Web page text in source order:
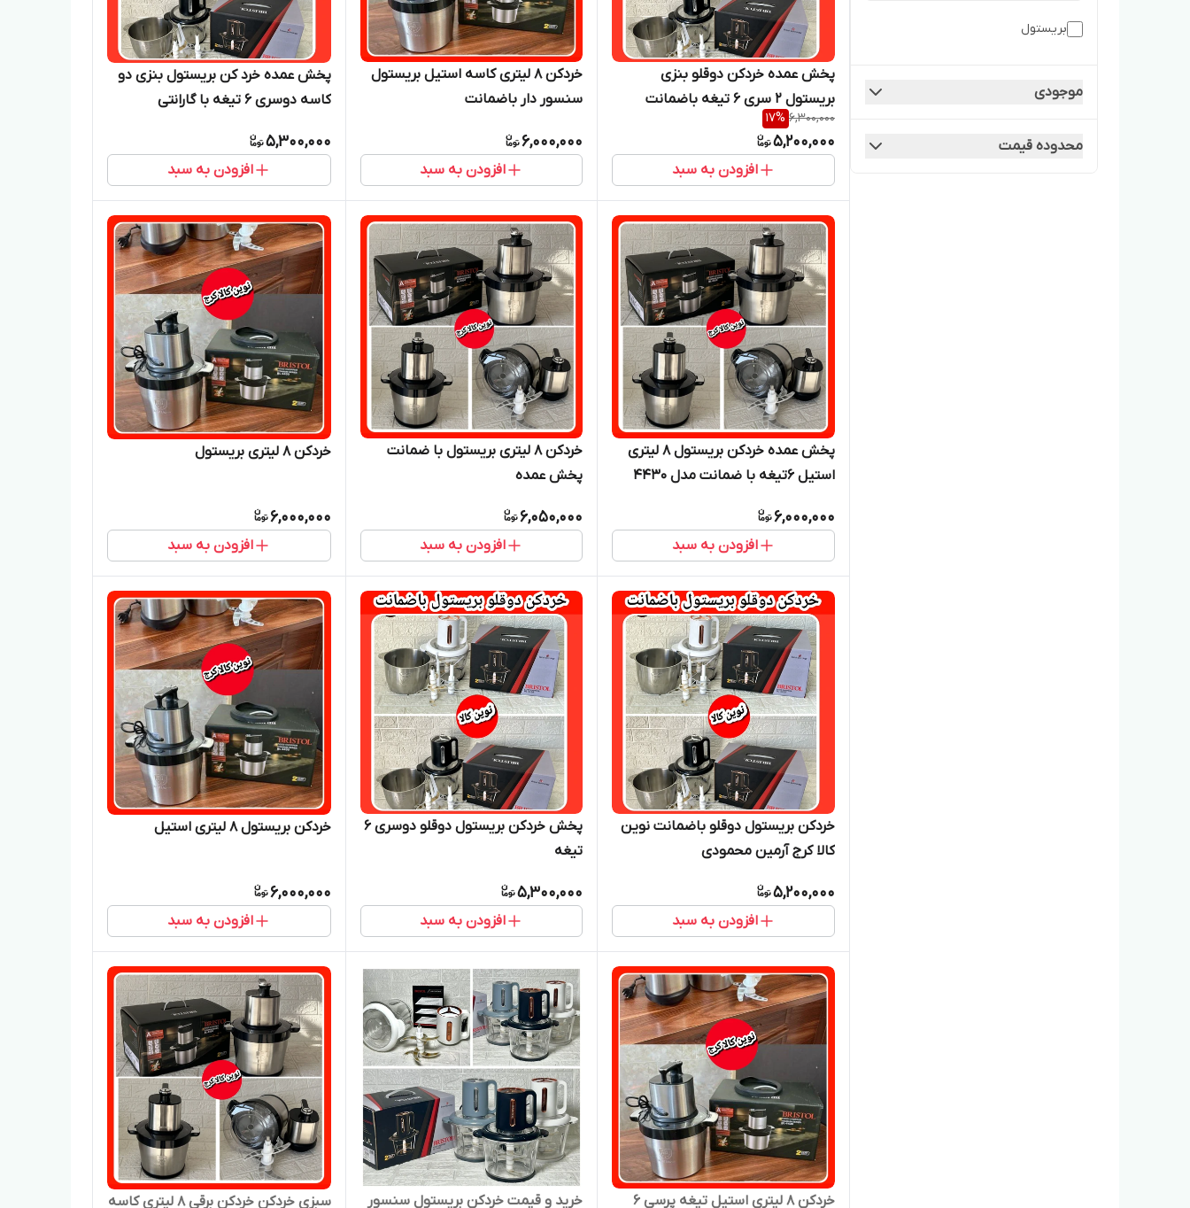
تولید و پخش عمده پتوشور
خردکن برقی
بریستول
موجودی
محدوده قیمت
پخش عمده خردکن دوقلو بنزی
بریستول ۲ سری ۶ تیغه باضمانت
6,300,000
17%
5,200,000
افزودن به سبد
خردکن ۸ لیتری کاسه استیل بریستول
سنسور دار باضمانت
6,000,000
افزودن به سبد
پخش عمده خرد کن بریستول بنزی دو
کاسه دوسری ۶ تیغه با گارانتی
5,300,000
افزودن به سبد
پخش عمده خردکن بریستول ۸ لیتری
استیل ۶تیغه با ضمانت مدل ۴۴۳۰
6,000,000
افزودن به سبد
خردکن ۸ لیتری بریستول با ضمانت
پخش عمده
6,050,000
افزودن به سبد
خردکن ۸ لیتری بریستول
6,000,000
افزودن به سبد
خردکن بریستول دوقلو باضمانت نوین
کالا کرج آرمین محمودی
5,200,000
افزودن به سبد
پخش خردکن بریستول دوقلو دوسری ۶
تیغه
5,300,000
افزودن به سبد
خردکن بریستول ۸ لیتری استیل
6,000,000
افزودن به سبد
خردکن ۸ لیتری استیل تیغه پرسی ۶
خرید و قیمت خردکن بریستول سنسور
سبزی خردکن خردکن برقی ۸ لیتری کاسه